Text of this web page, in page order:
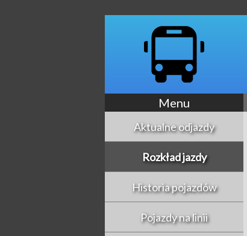
Menu
Aktualne odjazdy
Rozkład jazdy
Historia pojazdów
Pojazdy na linii